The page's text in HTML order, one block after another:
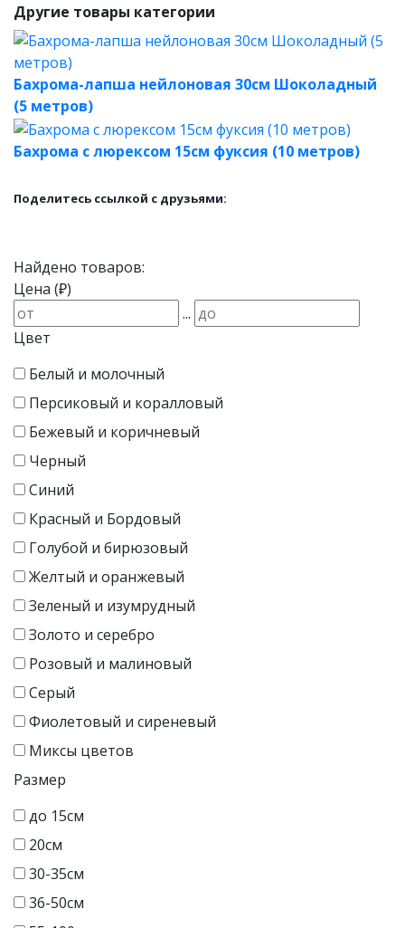
Другие товары категории
Бахрома-лапша нейлоновая 30см Шоколадный
(5 метров)
Бахрома с люрексом 15см фуксия (10 метров)
Поделитесь ссылкой с друзьями:
Найдено товаров:
Цена (₽)
...
Цвет
Белый и молочный
Персиковый и коралловый
Бежевый и коричневый
Черный
Синий
Красный и Бордовый
Голубой и бирюзовый
Желтый и оранжевый
Зеленый и изумрудный
Золото и серебро
Розовый и малиновый
Серый
Фиолетовый и сиреневый
Миксы цветов
Размер
до 15см
20см
30-35см
36-50см